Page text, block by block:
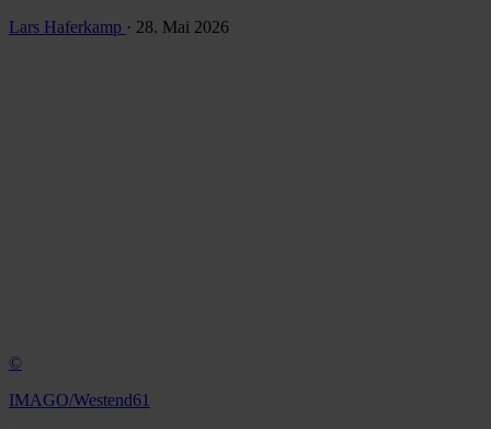
Lars Haferkamp · 28. Mai 2026
©
IMAGO/Westend61